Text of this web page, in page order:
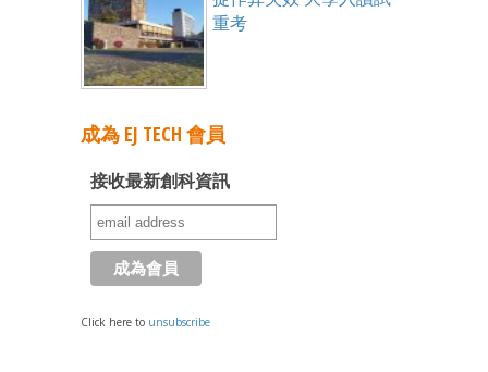
重考
成為 EJ TECH 會員
接收最新創科資訊
Click here to unsubscribe